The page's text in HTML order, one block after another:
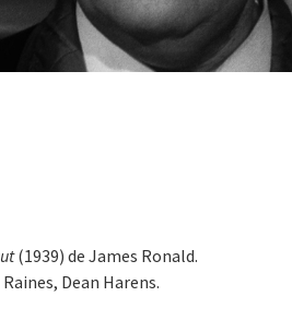
(1939) de James Ronald.
Dean Harens.